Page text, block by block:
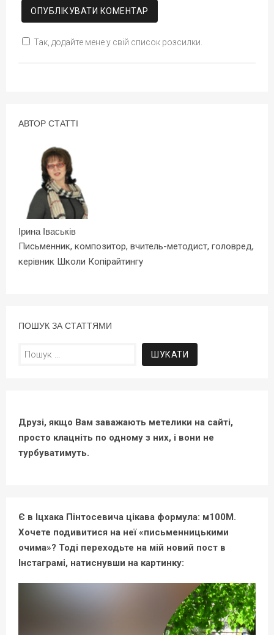
Так, додайте мене у свій список розсилки.
АВТОР СТАТТІ
Ірина Іваськів
Письменник, композитор, вчитель-методист, головред,
керівник Школи Копірайтингу
ПОШУК ЗА СТАТТЯМИ
Пошук:
Друзі, якщо Вам заважають метелики на сайті,
просто клацніть по одному з них, і вони не
турбуватимуть.
Є в Іцхака Пінтосевича цікава формула: м100М.
Хочете подивитися на неї «письменницькими
очима»? Тоді переходьте на мій новий пост в
Інстаграмі, натиснувши на картинку: